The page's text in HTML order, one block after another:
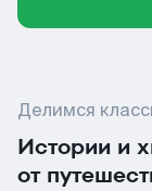
Делимся
Истории и
от